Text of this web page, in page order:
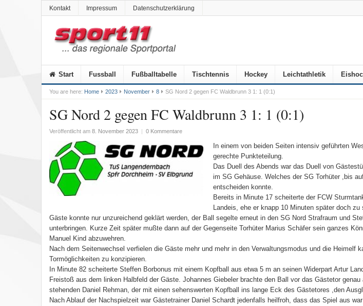
Kontakt Impressum Datenschutzerklärung
Start Fussball Fußballtabelle Tischtennis Hockey Leichtathletik
You are here: Home 2023 November 8 SG Nord 2 gegen FC Waldbrunn 3 1: 1 (0:1)
SG Nord 2 gegen FC Waldbrunn 3 1: 1 (0:1)
Veröffentlicht am 8. November 2023 | 0 Kommentare
In einem von beiden Seiten intensiv geführten
gerechte Punkteteilung.
Das Duell des Abends war das Duell von
im SG Gehäuse. Welches der SG Torhüter ,bis
entscheiden konnte.
Bereits in Minute 17 scheiterte der FCW
Landeis, ehe er knapp 10 Minuten später doch
Gäste konnte nur unzureichend geklärt werden, der Ball segelte erneut in den SG Nord Strafraum und
unterbringen. Kurze Zeit später mußte dann auf der Gegenseite Torhüter Marius Schäfer sein ganzes
Manuel Kind abzuwehren.
Nach dem Seitenwechsel verfielen die Gäste mehr und mehr in den Verwaltungsmodus und die Heimelf
Tormöglichkeiten zu konzipieren.
In Minute 82 scheiterte Steffen Borbonus mit einem Kopfball aus etwa 5 m an seinen Widerpart Artur
Freistoß aus dem linken Halbfeld der Gäste. Johannes Giebeler brachte den Ball vor das Gästetor
stehenden Daniel Rehman, der mit einen sehenswerten Kopfball ins lange Eck des Gästetores ,den
Nach Ablauf der Nachspielzeit war Gästetrainer Daniel Schardt jedenfalls heilfroh, dass das Spiel aus